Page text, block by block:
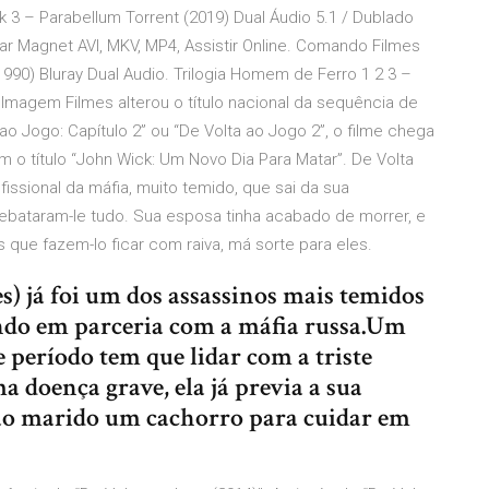
– Parabellum Torrent (2019) Dual Áudio 5.1 / Dublado
Magnet AVI, MKV, MP4, Assistir Online. Comando Filmes
Bluray Dual Audio. Trilogia Homem de Ferro 1 2 3 –
Filmes alterou o título nacional da sequência de
Jogo: Capítulo 2” ou “De Volta ao Jogo 2”, o filme chega
título “John Wick: Um Novo Dia Para Matar”. De Volta
da máfia, muito temido, que sai da sua
le tudo. Sua esposa tinha acabado de morrer, e
fazem-lo ficar com raiva, má sorte para eles.
já foi um dos assassinos mais temidos
em parceria com a máfia russa.Um
período tem que lidar com a triste
doença grave, ela já previa a sua
marido um cachorro para cuidar em